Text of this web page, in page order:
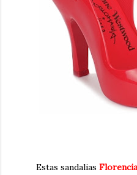
Estas sandalias Florencia